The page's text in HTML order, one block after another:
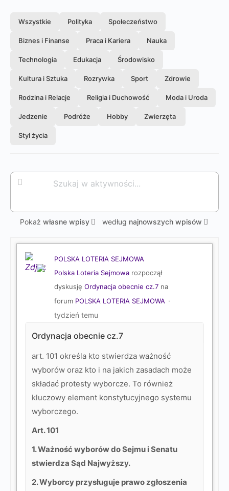
Wszystkie Polityka Społeczeństwo
Biznes i Finanse Praca i Kariera Nauka
Technologia Edukacja Środowisko
Kultura i Sztuka Rozrywka Sport Zdrowie
Rodzina i Relacje Religia i Duchowość Moda i Uroda
Jedzenie Podróże Hobby Zwierzęta
Styl życia
Szukaj
Szukaj
Pokaż własne wpisy według najnowszych wpisów
POLSKA LOTERIA SEJMOWA
Polska Loteria Sejmowarozpoczął
dyskusję Ordynacja obecnie cz.7na
forum POLSKA LOTERIA SEJMOWA
tydzień temu
Ordynacja obecnie cz.7
art. 101 określa kto stwierdza ważność
wyborów oraz kto i na jakich zasadach może
składać protesty wyborcze. To również
kluczowy element konstytucyjnego systemu
wyborczego.
Art. 101
1. Ważność wyborów do Sejmu i Senatu
stwierdza Sąd Najwyższy.
2. Wyborcy przysługuje prawo zgłoszenia